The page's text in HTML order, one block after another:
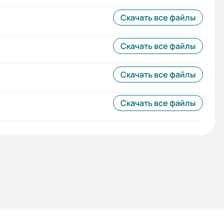
Скачать все файлы
Скачать все файлы
Скачать все файлы
Скачать все файлы